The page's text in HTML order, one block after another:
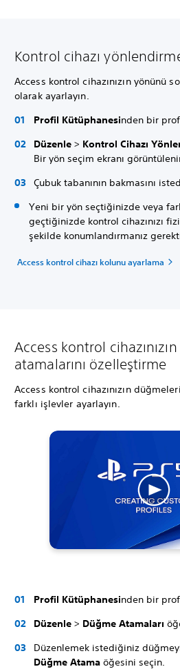
Kontrol cihazı
Access kontrol cihazınızın yönünü
olarak ayarlayın.
Profil Kütüphanesinden bir
Düzenle > Kontrol Cihazı
Bir yön seçim ekranı
Çubuk tabanının bakmasını
Yeni bir yön seçtiğinizde veya
geçtiğinizde kontrol cihazınızı
şekilde konumlandırmanız
Access kontrol cihazı kolunu ayarlama
Access kontrol
atamalarını özelleştirme
Access kontrol cihazınızın
farklı işlevler ayarlayın.
Profil Kütüphanesinden bir
Düzenle > Düğme Atamaları
Düzenlemek istediğiniz
Düğme Atama öğesini seçin.